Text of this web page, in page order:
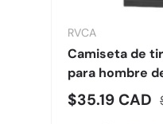
RVCA
Camiseta de
para hombre
Precio de
$35.19 CAD